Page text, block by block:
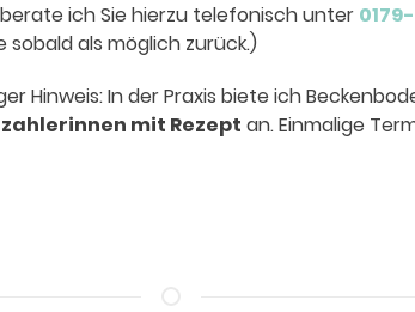
ich Sie hierzu telefonisch unter
sobald als möglich zurück.)
Hinweis: In der Praxis biete ich
mit Rezept an. Einmalige